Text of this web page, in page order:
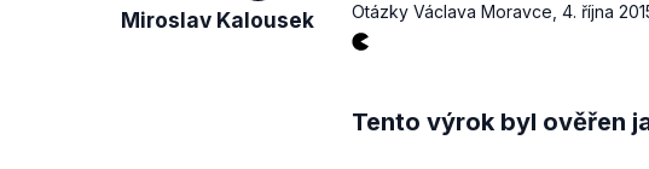
Miroslav Kalousek Otázky Václava Moravce 4. října
Tento výrok byl ověřen